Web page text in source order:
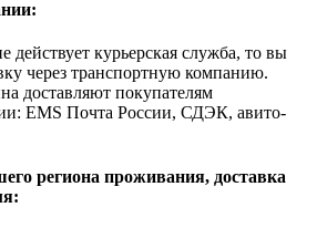
действует курьерская служба, то вы
через транспортную компанию.
доставляют покупателям
EMS Почта России, СДЭК, авито-
региона проживания, доставка